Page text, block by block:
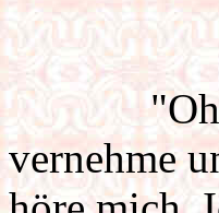
"Oh
vernehme